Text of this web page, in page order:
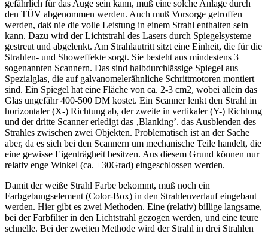
gefährlich für das Auge sein kann, muß eine solche Anlage durch
den TÜV abgenommen werden. Auch muß Vorsorge getroffen
werden, daß nie die volle Leistung in einem Strahl enthalten sein
kann. Dazu wird der Lichtstrahl des Lasers durch Spiegelsysteme
gestreut und abgelenkt. Am Strahlautritt sitzt eine Einheit, die für die
Strahlen- und Showeffekte sorgt. Sie besteht aus mindestens 3
sogenannten Scannern. Das sind halbdurchlässige Spiegel aus
Spezialglas, die auf galvanomelerähnliche Schrittmotoren montiert
sind. Ein Spiegel hat eine Fläche von ca. 2-3 cm2, wobei allein das
Glas ungefähr 400-500 DM kostet. Ein Scanner lenkt den Strahl in
horizontaler (X-) Richtung ab, der zweite in vertikaler (Y-) Richtung
und der dritte Scanner erledigt das ‚Blanking’. das Ausblenden des
Strahles zwischen zwei Objekten. Problematisch ist an der Sache
aber, da es sich bei den Scannern um mechanische Teile handelt, die
eine gewisse Eigenträgheit besitzen. Aus diesem Grund können nur
relativ enge Winkel (ca. ±30Grad) eingeschlossen werden.
Damit der weiße Strahl Farbe bekommt, muß noch ein
Farbgebungselement (Color-Box) in den Strahlenverlauf eingebaut
werden. Hier gibt es zwei Methoden. Eine (relativ) billige langsame,
bei der Farbfilter in den Lichtstrahl gezogen werden, und eine teure
schnelle. Bei der zweiten Methode wird der Strahl in drei Strahlen